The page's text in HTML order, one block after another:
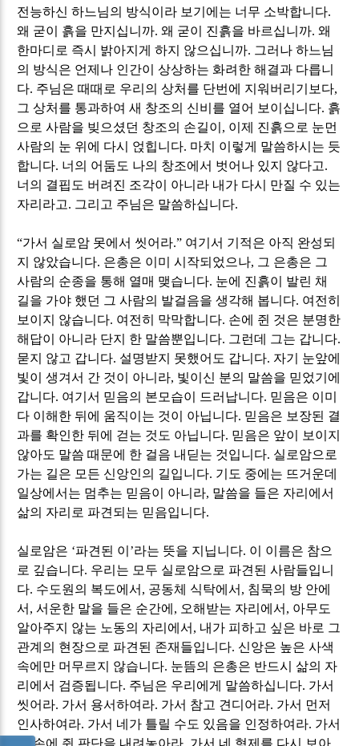
전능하신 하느님의 방식이라 보기에는 너무 소박합니다.
왜 굳이 흙을 만지십니까.왜 굳이 진흙을 바르십니까.왜
한마디로 즉시 밝아지게 하지 않으십니까. 그러나 하느님
의 방식은 언제나 인간이 상상하는 화려한 해결과 다릅니
다. 주님은 때때로 우리의 상처를 단번에 지워버리기보다,
그 상처를 통과하여 새 창조의 신비를 열어 보이십니다. 흙
으로 사람을 빚으셨던 창조의 손길이 , 이제 진흙으로 눈먼
사람의 눈 위에 다시 얹힙니다. 마치 이렇게 말씀하시는 듯
합니다. 너의 어둠도 나의 창조에서 벗어나 있지 않다고.
너의 결핍도 버려진 조각이 아니라 내가 다시 만질 수 있는
자리라고. 그리고 주님은 말씀하십니다.
“가서 실로암 못에서 씻어라.” 여기서 기적은 아직 완성되
지 않았습니다. 은총은 이미 시작되었으나, 그 은총은 그
사람의 순종을 통해 열매 맺습니다. 눈에 진흙이 발린 채
길을 가야 했던 그 사람의 발걸음을 생각해 봅니다. 여전히
보이지 않습니다. 여전히 막막합니다. 손에 쥔 것은 분명한
해답이 아니라 단지 한 말씀뿐입니다. 그런데 그는 갑니다.
묻지 않고 갑니다. 설명받지 못했어도 갑니다. 자기 눈앞에
빛이 생겨서 간 것이 아니라, 빛이신 분의 말씀을 믿었기에
갑니다. 여기서 믿음의 본모습이 드러납니다. 믿음은 이미
다 이해한 뒤에 움직이는 것이 아닙니다. 믿음은 보장된 결
과를 확인한 뒤에 걷는 것도 아닙니다. 믿음은 앞이 보이지
않아도 말씀 때문에 한 걸음 내딛는 것입니다. 실로암으로
가는 길은 모든 신앙인의 길입니다. 기도 중에는 뜨거운데
일상에서는 멈추는 믿음이 아니라, 말씀을 들은 자리에서
삶의 자리로 파견되는 믿음입니다.
실로암은 ‘파견된 이 ’라는 뜻을 지닙니다. 이 이름은 참으
로 깊습니다. 우리는 모두 실로암으로 파견된 사람들입니
다. 수도원의 복도에서 , 공동체 식탁에서 , 침묵의 방 안에
서 ,서운한 말을 들은 순간에 , 오해받는 자리에서 , 아무도
알아주지 않는 노동의 자리에서 , 내가 피하고 싶은 바로 그
관계의 현장으로 파견된 존재들입니다. 신앙은 높은 사색
속에만 머무르지 않습니다. 눈뜸의 은총은 반드시 삶의 자
리에서 검증됩니다. 주님은 우리에게 말씀하십니다. 가서
씻어라. 가서 용서하여라. 가서 참고 견디어라. 가서 먼저
인사하여라. 가서 네가 틀릴 수도 있음을 인정하여라. 가서
네 손에 쥔 판단을 내려놓아라 가서 네 형제를 다시 보아